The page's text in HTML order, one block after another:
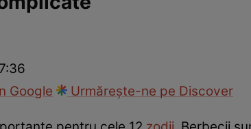
culinareTravel
Google
Urmărește-ne pe Discover